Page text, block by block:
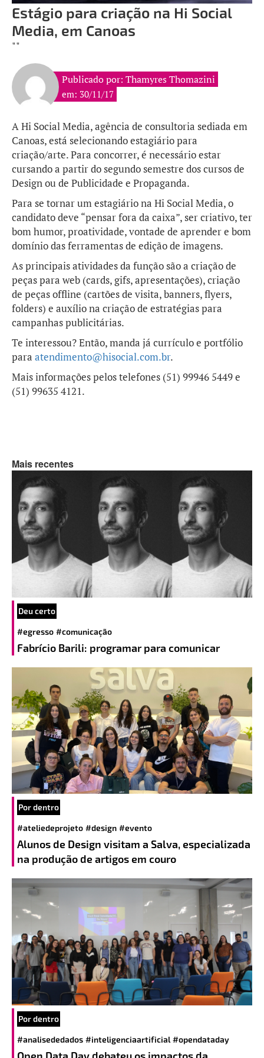
Estágio para criação na Hi Social
Media, em Canoas
""
Publicado por: Thamyres Thomazini
em: 30/11/17
A Hi Social Media, agência de consultoria sediada em
Canoas, está selecionando estagiário para
criação/arte. Para concorrer, é necessário estar
cursando a partir do segundo semestre dos cursos de
Design ou de Publicidade e Propaganda.
Para se tornar um estagiário na Hi Social Media, o
candidato deve “pensar fora da caixa”, ser criativo, ter
bom humor, proatividade, vontade de aprender e bom
domínio das ferramentas de edição de imagens.
As principais atividades da função são a criação de
peças para web (cards, gifs, apresentações), criação
de peças offline (cartões de visita, banners, flyers,
folders) e auxílio na criação de estratégias para
campanhas publicitárias.
Te interessou? Então, manda já currículo e portfólio
para atendimento@hisocial.com.br.
Mais informações pelos telefones (51) 99946 5449 e
(51) 99635 4121.
Mais recentes
Deu certo
#egresso #comunicação
Fabrício Barili: programar para comunicar
Por dentro
#ateliedeprojeto #design #evento
Alunos de Design visitam a Salva, especializada
na produção de artigos em couro
Por dentro
#analisededados #inteligenciaartificial #opendataday